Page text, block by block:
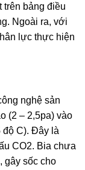
trên bảng điều
Ngoài ra, với
lực thực hiện
nghệ sản
(2 – 2,5pa) vào
độ C). Đây là
CO2. Bia chưa
gây sốc cho